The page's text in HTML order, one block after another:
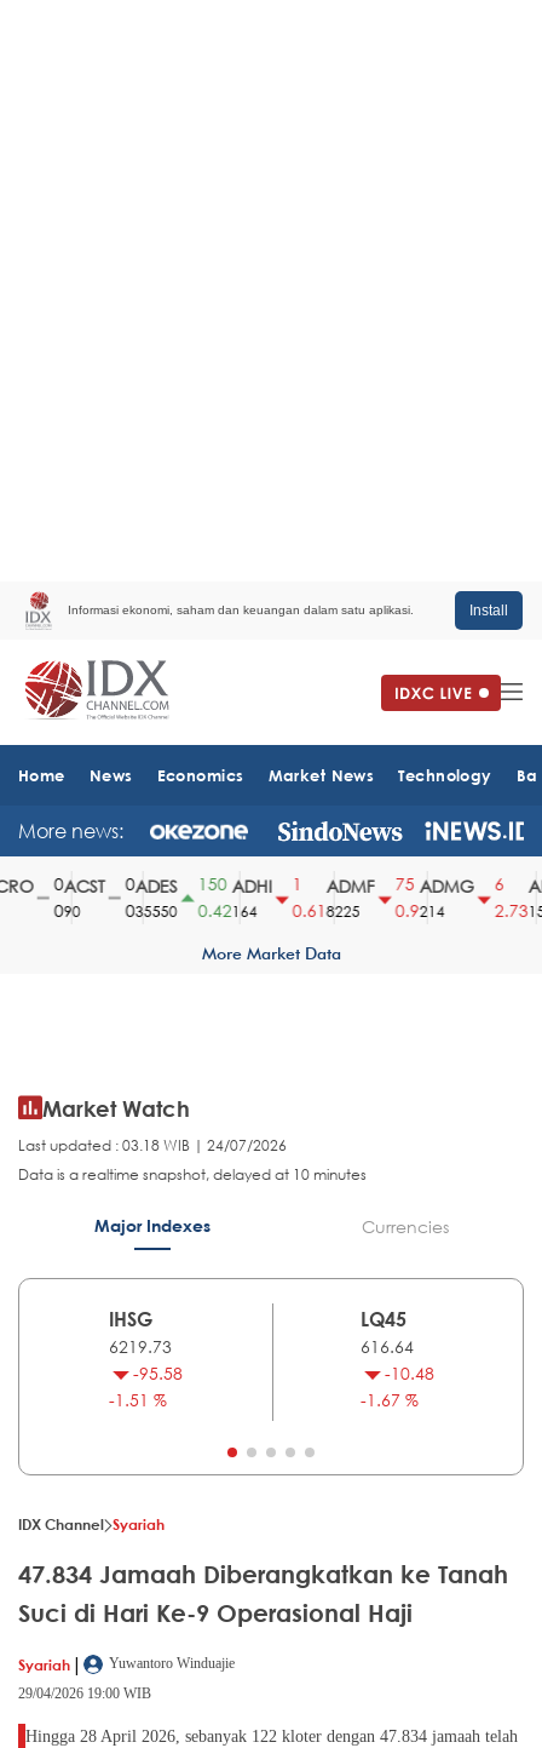
Informasi ekonomi, saham dan keuangan dalam satu aplikasi. Install
Home News Economics Market News Technology
More news:
ACST
90
ADES
35550
150
0.42
ADHI
164
0.61
ADMF
8225
75
0.9
ADMG
214
2.73
More Market Data
Market Watch
Last updated : 03.18 WIB | 24/07/2026
Data is a realtime snapshot, delayed at 10 minutes
Major Indexes Currencies
IHSG
6219.73
-95.58
-1.51 %
LQ45
616.64
-10.48
-1.67 %
IDX Channel Syariah
47.834 Jamaah Diberangkatkan ke Tanah
Suci di Hari Ke-9 Operasional Haji
Syariah |
Yuwantoro Winduajie
29/04/2026 19:00 WIB
Hingga 28 April 2026, sebanyak 122 kloter dengan 47.834 jamaah telah